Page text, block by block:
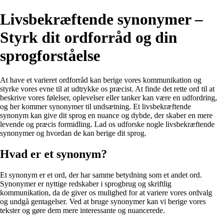
Livsbekræftende synonymer –
Styrk dit ordforråd og din
sprogforståelse
At have et varieret ordforråd kan berige vores kommunikation og
styrke vores evne til at udtrykke os præcist. At finde det rette ord til at
beskrive vores følelser, oplevelser eller tanker kan være en udfordring,
og her kommer synonymer til undsætning. Et livsbekræftende
synonym kan give dit sprog en nuance og dybde, der skaber en mere
levende og præcis formidling. Lad os udforske nogle livsbekræftende
synonymer og hvordan de kan berige dit sprog.
Hvad er et synonym?
Et synonym er et ord, der har samme betydning som et andet ord.
Synonymer er nyttige redskaber i sprogbrug og skriftlig
kommunikation, da de giver os mulighed for at variere vores ordvalg
og undgå gentagelser. Ved at bruge synonymer kan vi berige vores
tekster og gøre dem mere interessante og nuancerede.